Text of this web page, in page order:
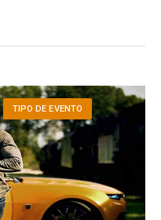
TIPO DE EVENTO